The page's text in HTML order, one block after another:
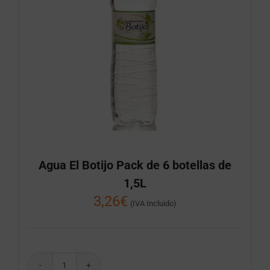
Agua El Botijo Pack de 6 botellas de
1,5L
3,26€ (IVA Incluido)